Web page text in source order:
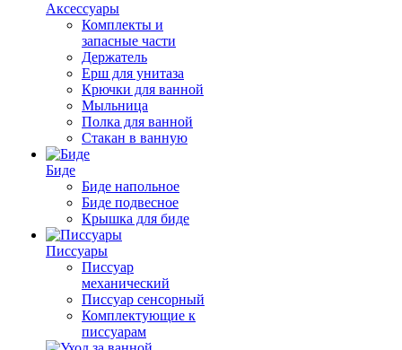
Аксессуары
Комплекты и
запасные части
Держатель
Ерш для унитаза
Крючки для ванной
Мыльница
Полка для ванной
Стакан в ванную
Биде
Биде напольное
Биде подвесное
Крышка для биде
Писсуары
Писсуар
механический
Писсуар сенсорный
Комплектующие к
писсуарам